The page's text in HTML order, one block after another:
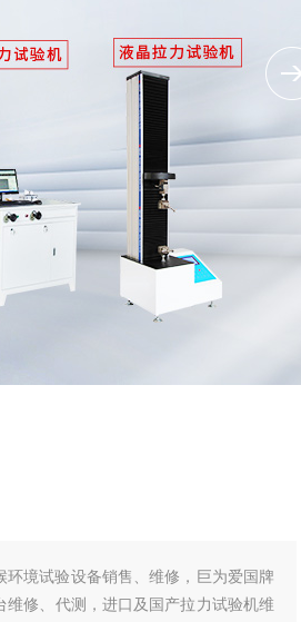
境试验设备销售、维修，巨为爱国牌
修、代测，进口及国产拉力试验机维